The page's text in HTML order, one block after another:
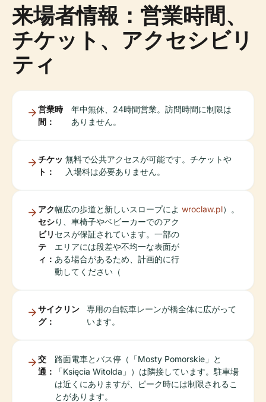
来場者情報：営業時間、
チケット、アクセシビリ
ティ
営業時
間：
年中無休、24時間営業。訪問時間に制限は
ありません。
チケッ
ト：
無料で公共アクセスが可能です。チケットや
入場料は必要ありません。
アク
セシ
ビリ
テ
ィ：
幅広の歩道と新しいスロープによ
り、車椅子やベビーカーでのアク
セスが保証されています。一部の
エリアには段差や不均一な表面が
ある場合があるため、計画的に行
動してください（
wroclaw.pl）。
サイクリン
グ：
専用の自転車レーンが橋全体に広がって
います。
交
通：
路面電車とバス停（「Mosty Pomorskie」と
「Księcia Witolda」）は隣接しています。駐車場
は近くにありますが、ピーク時には制限されるこ
とがあります。